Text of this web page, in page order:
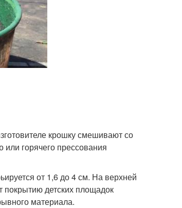
крошку смешивают со
горячего прессования
от 1,6 до 4 см. На верхней
покрытию детских площадок
материала.